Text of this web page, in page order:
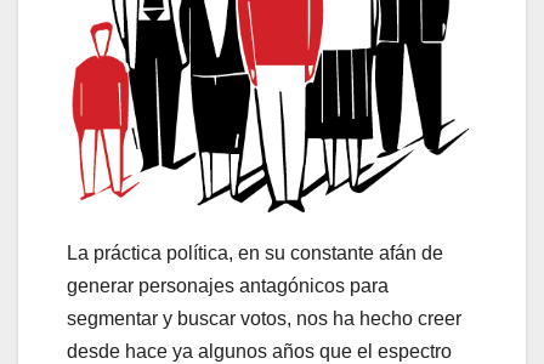
La práctica política, en su constante afán de
generar personajes antagónicos para
segmentar y buscar votos, nos ha hecho creer
desde hace ya algunos años que el espectro